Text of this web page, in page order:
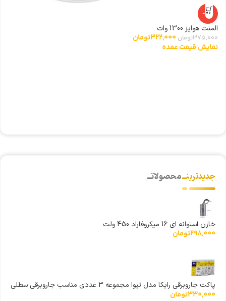
-14%
المنت هواپز 1300 وات
375,000تومان 322,000تومان
نمایش قیمت عمده
جدیدترینــمحصولاتــ
خازن استوانه ای 16 میکروفاراد 450 ولت
298,000تومان
پاکت جاروبرقی رایکا مدل تیوا مجموعه 3 عددی مناسب جاروبرقی سطلی
تیوا
330,000تومان